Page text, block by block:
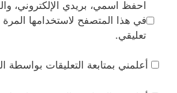
احفظ اسمي، بريدي الإلكتروني،
في هذا المتصفح لاستخدامها المرة
تعليقي.
أعلمني بمتابعة التعليقات بواسطة